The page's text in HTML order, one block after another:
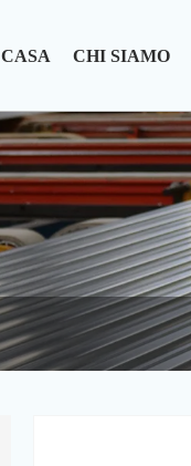
CASA CHI SIAMO